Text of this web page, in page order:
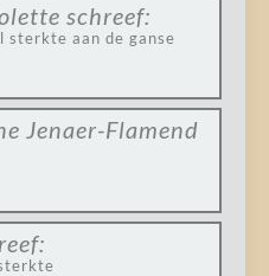
schreef:
sterkte aan de ganse
Jenaer-Flamend